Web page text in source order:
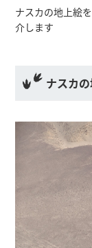
ナスカの地上絵
介します
ナスカ